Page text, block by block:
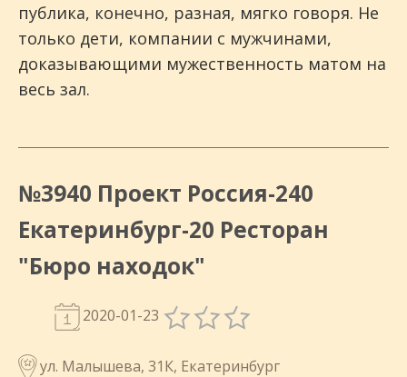
публика, конечно, разная, мягко говоря. Не
только дети, компании с мужчинами,
доказывающими мужественность матом на
весь зал.
№3940 Проект Россия-240
Екатеринбург-20 Ресторан
"Бюро находок"
2020-01-23
ул. Малышева, 31К, Екатеринбург